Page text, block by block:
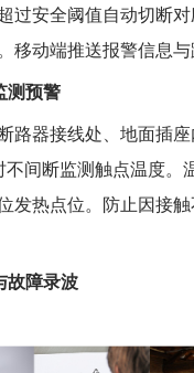
过安全阈值自动切断
移动端推送报警信息与
测预警
路器接线处、地面插
间断监测触点温度。
发热点位。防止因接
故障录波